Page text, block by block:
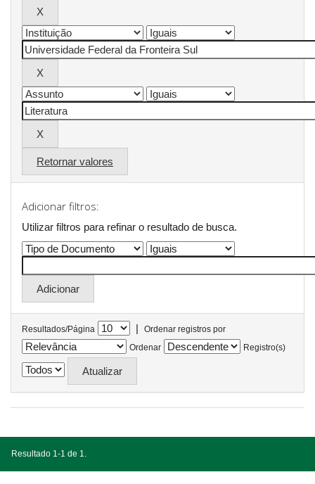
Retornar valores
Adicionar filtros:
Utilizar filtros para refinar o resultado de busca.
Resultados/Página |
Ordenar registros por
Ordenar
Registro(s)
Resultado 1-1 de 1.